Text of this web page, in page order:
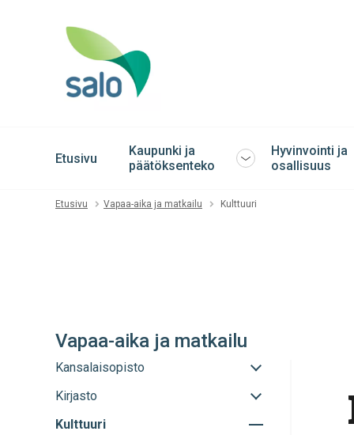
Etusivu
Kaupunki ja
päätöksenteko
Avaa
sulje
Hyvinvointi ja
osallisuus
Etusivu Vapaa-aika ja matkailu Kulttuuri
Vapaa-aika ja matkailu
Kansalaisopisto
Avaa
sulje
Kirjasto
Avaa
sulje
Kulttuuri
Avaa